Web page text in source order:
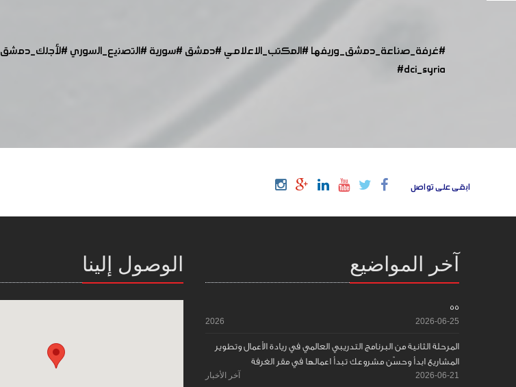
#غرفة_صناعة_دمشق_وريفها#المكتب_الاعلامي#دمشق#سورية#التصنيع_السوري#لأجلك_دمشق
#dci_syria
ابقى على تواصل
آخر المواضيع
55
2026-06-25
2026
المرحلة الثانية من البرنامج التدريبي العالمي في ريادة الأعمال وتطوير
المشاريع ابدأ وحسّن مشروعك تبدأ اعمالها في مقر الغرفة
2026-06-21 آخر الأخبار
الوصول إلينا